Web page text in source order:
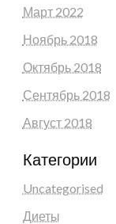
Март 2022
Ноябрь 2018
Октябрь 2018
Сентябрь 2018
Август 2018
Категории
Uncategorised
Диеты